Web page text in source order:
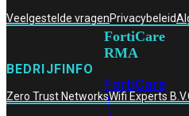
FortiCare
RMA
FortiCare
1
Veelgestelde vragenPrivacybeleid
BEDRIJFINFO
Zero Trust NetworksWifi Experts B.V.